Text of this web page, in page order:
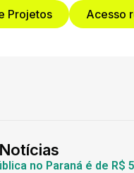
Projetos Acesso
no Paraná é de R$